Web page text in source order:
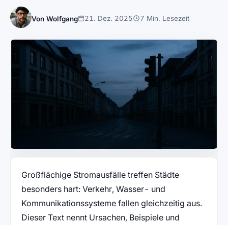
Von Wolfgang 21. Dez. 2025 7 Min. Lesezeit
Großflächige Stromausfälle treffen Städte
besonders hart: Verkehr, Wasser- und
Kommunikationssysteme fallen gleichzeitig aus.
Dieser Text nennt Ursachen, Beispiele und